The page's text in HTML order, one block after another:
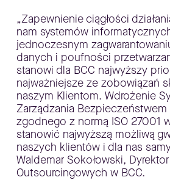
„Zapewnienie ciągłości
nam systemów
jednoczesnym
danych i poufności
stanowi dla BCC najwyższy
najważniejsze ze zobowiązań
naszym Klientom. Wdrożenie
Zarządzania
zgodnego z normą ISO 27001
stanowić najwyższą możliwą
naszych klientów i dla nas
Waldemar Sokołowski, Dyrektor
Outsourcingowych w BCC.